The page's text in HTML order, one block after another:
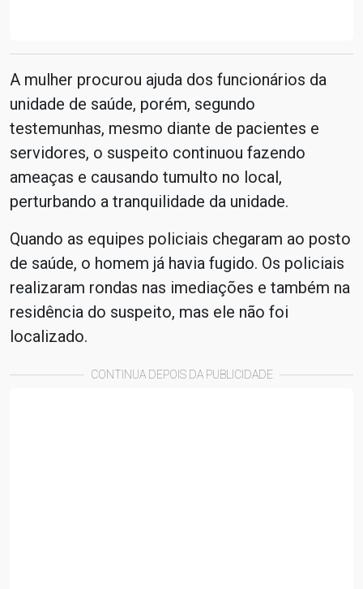
A mulher procurou ajuda dos funcionários da
unidade de saúde, porém, segundo
testemunhas, mesmo diante de pacientes e
servidores, o suspeito continuou fazendo
ameaças e causando tumulto no local,
perturbando a tranquilidade da unidade.
Quando as equipes policiais chegaram ao posto
de saúde, o homem já havia fugido. Os policiais
realizaram rondas nas imediações e também na
residência do suspeito, mas ele não foi
localizado.
CONTINUA DEPOIS DA PUBLICIDADE